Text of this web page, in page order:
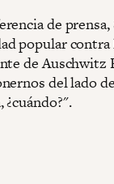
de
popular
de Auschwitz
del lado
¿cuándo?".